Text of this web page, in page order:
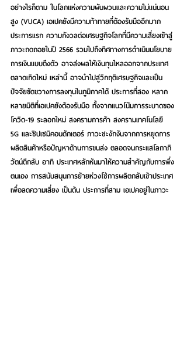
อย่างไรก็ตาม ในโลกแห่งความผันผวนและความไม่แน่นอน
สูง (VUCA) เอเปคยังมีความท้าทายที่ต้องรับมืออีกมาก
ประการแรก ความกังวลต่อเศรษฐกิจโลกที่มีความเสี่ยงเข้าสู่
ภาวะถดถอยในปี 2566 รวมไปถึงทิศทางการดำเนินนโยบาย
การเงินแบบตึงตัว อาจส่งผลให้เงินทุนไหลออกจากประเทศ
ตลาดเกิดใหม่ เหล่านี้ อาจนำไปสู่วิกฤติเศรษฐกิจและเป็น
ปัจจัยขัดขวางการลงทุนในภูมิภาคได้ ประการที่สอง หลาก
หลายมิติที่เอเปคยังต้องรับมือ ทั้งจากแนวโน้มการระบาดของ
โควิด-19 ระลอกใหม่ สงครามการค้า สงครามเทคโนโลยี
5G และชิปเซมิคอนดักเตอร์ ภาวะชะงักงันจากการหยุดการ
ผลิตสินค้าหรือปัญหาด้านการขนส่ง ตลอดจนกระแสโลกาภิ
วัตน์ตีกลับ อาทิ ประเทศหลักหันมาให้ความสำคัญกับการพึ่ง
ตนเอง การสนับสนุนการย้ายห่วงโซ่การผลิตกลับเข้าประเทศ
เพื่อลดความเสี่ยง เป็นต้น ประการที่สาม เอเปคอยู่ในภาวะ